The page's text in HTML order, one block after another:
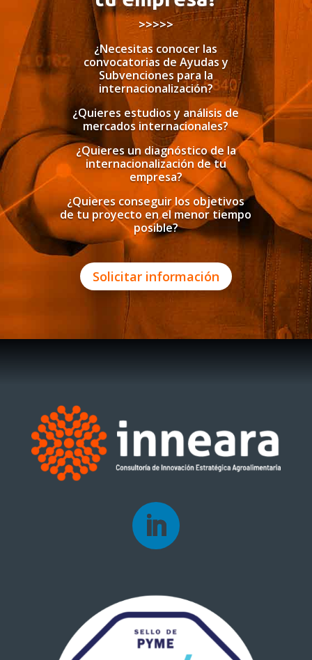
>>>>>
¿Necesitas conocer las
convocatorias de Ayudas y
Subvenciones para la
internacionalización?
¿Quieres estudios y análisis de
mercados internacionales?
¿Quieres un diagnóstico de la
internacionalización de tu
empresa?
¿Quieres conseguir los objetivos
de tu proyecto en el menor tiempo
posible?
Solicitar información